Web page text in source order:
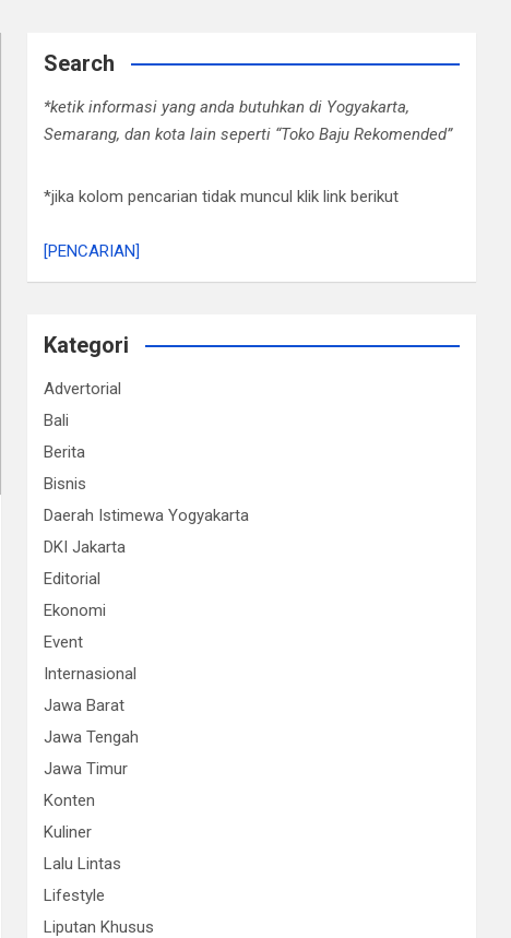
Search
*ketik informasi yang anda butuhkan di Yogyakarta,
Semarang, dan kota lain seperti “Toko Baju Rekomended”
*jika kolom pencarian tidak muncul klik link berikut
[PENCARIAN]
Kategori
Advertorial
Bali
Berita
Bisnis
Daerah Istimewa Yogyakarta
DKI Jakarta
Editorial
Ekonomi
Event
Internasional
Jawa Barat
Jawa Tengah
Jawa Timur
Konten
Kuliner
Lalu Lintas
Lifestyle
Liputan Khusus